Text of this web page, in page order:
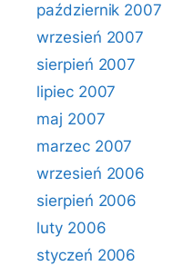
październik 2007
wrzesień 2007
sierpień 2007
lipiec 2007
maj 2007
marzec 2007
wrzesień 2006
sierpień 2006
luty 2006
styczeń 2006